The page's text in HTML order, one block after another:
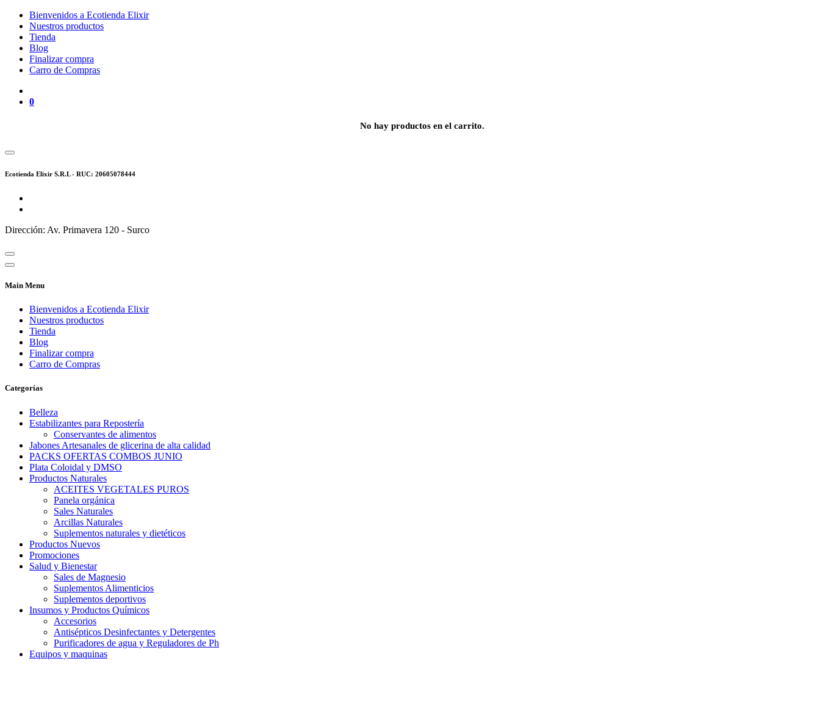
Bienvenidos a Ecotienda Elixir
Nuestros productos
Tienda
Blog
Finalizar compra
Carro de Compras
0
No hay productos en el carrito.
Ecotienda Elixir S.R.L - RUC: 20605078444
Dirección: Av. Primavera 120 - Surco
Main Menu
Bienvenidos a Ecotienda Elixir
Nuestros productos
Tienda
Blog
Finalizar compra
Carro de Compras
Categorías
Belleza
Estabilizantes para Repostería
Conservantes de alimentos
Jabones Artesanales de glicerina de alta calidad
PACKS OFERTAS COMBOS JUNIO
Plata Coloidal y DMSO
Productos Naturales
ACEITES VEGETALES PUROS
Panela orgánica
Sales Naturales
Arcillas Naturales
Suplementos naturales y dietéticos
Productos Nuevos
Promociones
Salud y Bienestar
Sales de Magnesio
Suplementos Alimenticios
Suplementos deportivos
Insumos y Productos Químicos
Accesorios
Antisépticos Desinfectantes y Detergentes
Purificadores de agua y Reguladores de Ph
Equipos y maquinas